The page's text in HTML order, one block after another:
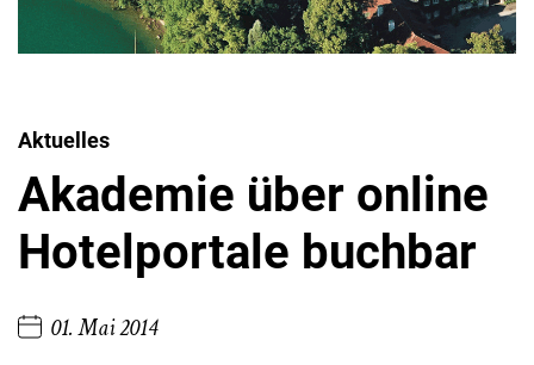
Aktuelles
Akademie über online
Hotelportale buchbar
01. Mai 2014